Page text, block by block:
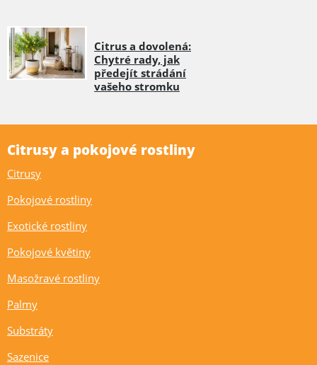
Citrus a dovolená:
Chytré rady, jak
předejít strádání
vašeho stromku
Citrusy a pokojové rostliny
Citrusy
Pokojové rostliny
Exotické rostliny
Pokojové květiny
Masožravé rostliny
Palmy
Substráty
Sazenice